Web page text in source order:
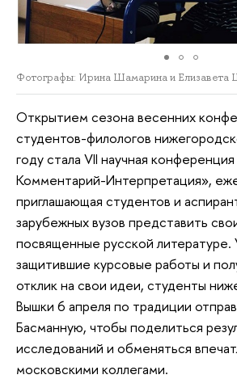
Фотографы: Ирина Шамарина и Елизавета
Открытием сезона весенних
студентов-филологов
году стала VII научная
Комментарий-Интерпретация»,
приглашающая студентов и
зарубежных вузов представить
посвященные русской
защитившие курсовые работы и
отклик на свои идеи, студенты
Вышки 6 апреля по традиции
Басманную, чтобы поделиться
исследований и обменяться
московскими коллегами.